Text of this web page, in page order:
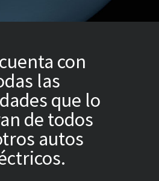
con
las
que lo
de todos
autos